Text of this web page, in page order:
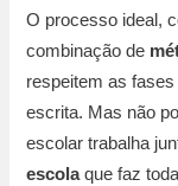
O processo ideal,
combinação de
respeitem as
escrita. Mas não
escolar trabalha
escolaque faz